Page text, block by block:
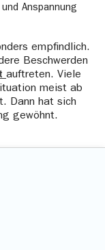
Anspannung
empfindlich.
Beschwerden
auftreten. Viele
meist ab
Dann hat sich
gewöhnt.